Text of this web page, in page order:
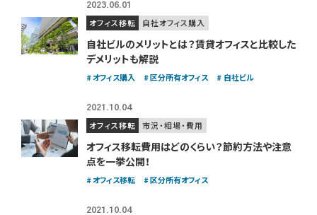
2023.06.01
オフィス移転 自社オフィス購入
自社ビルのメリットとは？賃貸オフィスと比較した
デメリットも解説
オフィス購入 区分所有オフィス 自社ビル
2021.10.04
オフィス移転 市況・相場・費用
オフィス移転費用はどのくらい？節約方法や注意
点を一挙公開！
オフィス移転 区分所有オフィス
2021.10.04